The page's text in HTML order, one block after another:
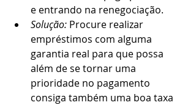
e entrando na renegociação.
Solução: Procure realizar
empréstimos com alguma
garantia real para que possa
além de se tornar uma
prioridade no pagamento
consiga também uma boa taxa